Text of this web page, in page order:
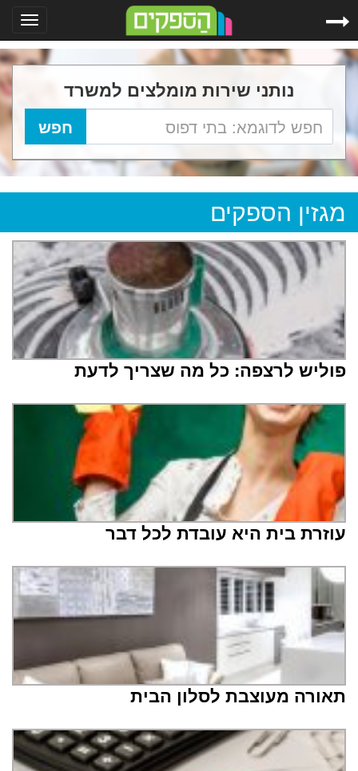
נותני שירות מומלצים למשרד
מגזין הספקים
פוליש לרצפה: כל מה שצריך לדעת
עוזרת בית היא עובדת לכל דבר
תאורה מעוצבת לסלון הבית